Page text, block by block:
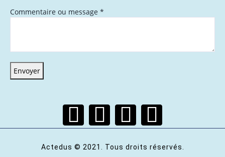
Commentaire ou message *
Envoyer
Actedus © 2021. Tous droits réservés.